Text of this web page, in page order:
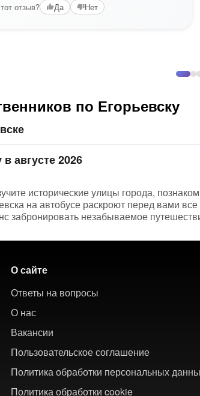
отзыв? Да Нет
по Егорьевску
августе 2026
исторические улицы города,
на автобусе раскроют перед вами
забронировать незабываемое
О сайте
Ответы на вопросы
О нас
Вакансии
Пользовательское соглашение
Политика обработки персональных
Политика обработки cookie